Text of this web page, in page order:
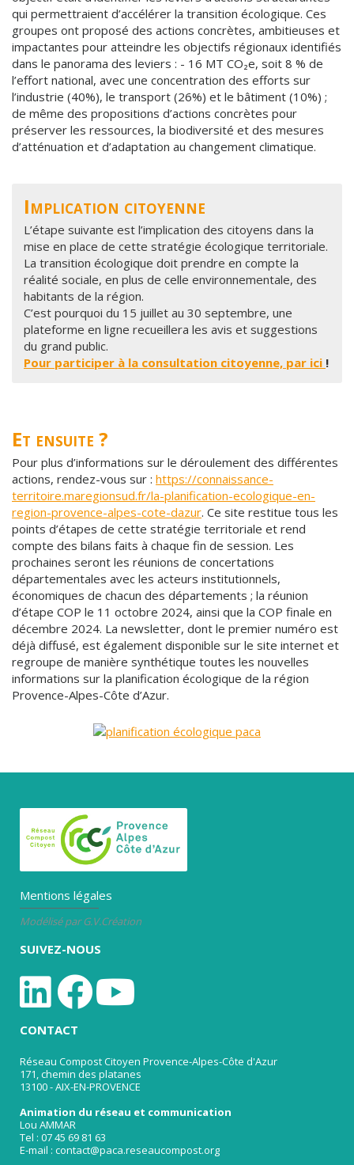
qui permettraient d’accélérer la transition écologique. Ces
groupes ont proposé des actions concrètes, ambitieuses et
impactantes pour atteindre les objectifs régionaux identifiés
dans le panorama des leviers : - 16 MT CO₂e, soit 8 % de
l’effort national, avec une concentration des efforts sur
l’industrie (40%), le transport (26%) et le bâtiment (10%) ;
de même des propositions d’actions concrètes pour
préserver les ressources, la biodiversité et des mesures
d’atténuation et d’adaptation au changement climatique.
Implication citoyenne
L’étape suivante est l’implication des citoyens dans la
mise en place de cette stratégie écologique territoriale.
La transition écologique doit prendre en compte la
réalité sociale, en plus de celle environnementale, des
habitants de la région.
C’est pourquoi du 15 juillet au 30 septembre, une
plateforme en ligne recueillera les avis et suggestions
du grand public.
Pour participer à la consultation citoyenne, par ici !
Et ensuite ?
Pour plus d’informations sur le déroulement des différentes
actions, rendez-vous sur : https://connaissance-
territoire.maregionsud.fr/la-planification-ecologique-en-
region-provence-alpes-cote-dazur. Ce site restitue tous les
points d’étapes de cette stratégie territoriale et rend
compte des bilans faits à chaque fin de session. Les
prochaines seront les réunions de concertations
départementales avec les acteurs institutionnels,
économiques de chacun des départements ; la réunion
d’étape COP le 11 octobre 2024, ainsi que la COP finale en
décembre 2024. La newsletter, dont le premier numéro est
déjà diffusé, est également disponible sur le site internet et
regroupe de manière synthétique toutes les nouvelles
informations sur la planification écologique de la région
Provence-Alpes-Côte d’Azur.
Mentions légales
Modélisé par G.V.Création
SUIVEZ-NOUS
CONTACT
Réseau Compost Citoyen Provence-Alpes-Côte d'Azur
171, chemin des platanes
13100 - AIX-EN-PROVENCE
Animation du réseau et communication
Lou AMMAR
Tel : 07 45 69 81 63
E-mail : contact@paca.reseaucompost.org